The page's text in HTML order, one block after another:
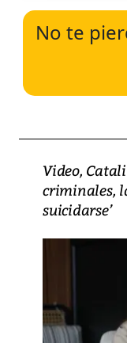
No te
Video,
criminales,
suicidarse’